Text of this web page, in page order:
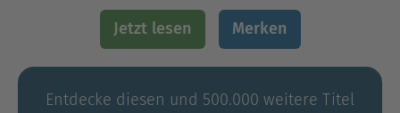
Jetzt lesen Merken
Entdecke diesen und 500.000 weitere Titel